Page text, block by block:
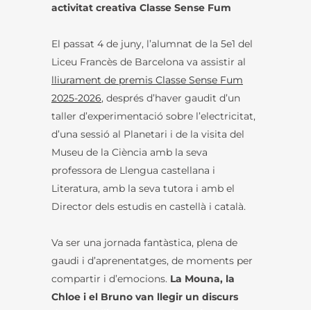
activitat creativa Classe Sense Fum
El passat 4 de juny, l’alumnat de la 5e1 del
Liceu Francès de Barcelona va assistir al
lliurament de premis Classe Sense Fum
2025-2026, després d’haver gaudit d’un
taller d’experimentació sobre l’electricitat,
d’una sessió al Planetari i de la visita del
Museu de la Ciència amb la seva
professora de Llengua castellana i
Literatura, amb la seva tutora i amb el
Director dels estudis en castellà i català.
Va ser una jornada fantàstica, plena de
gaudi i d’aprenentatges, de moments per
compartir i d’emocions. La Mouna, la
Chloe i el Bruno van llegir un discurs